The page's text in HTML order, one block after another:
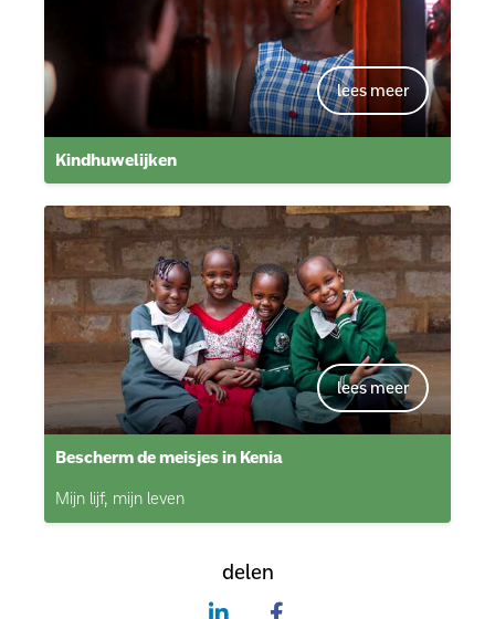
Kindhuwelijken
Bescherm de meisjes in Kenia
Mijn lijf, mijn leven
delen